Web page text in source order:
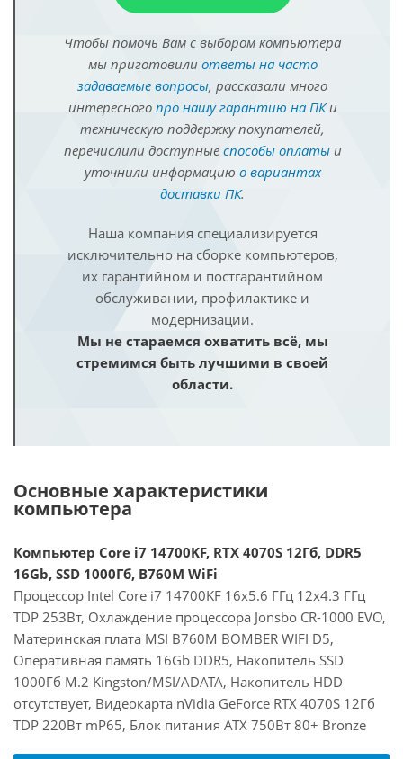
Чтобы помочь Вам с выбором компьютера
мы приготовили ответы на часто
задаваемые вопросы, рассказали много
интересного про нашу гарантию на ПКи
техническую поддержку покупателей,
перечислили доступные способы оплатыи
уточнили информацию о вариантах
доставки ПК.
Наша компания специализируется
исключительно на сборке компьютеров,
их гарантийном и постгарантийном
обслуживании, профилактике и
модернизации.
Мы не стараемся охватить всё, мы
стремимся быть лучшими в своей
области.
Основные характеристики
компьютера
Компьютер Core i7 14700KF, RTX 4070S 12Гб, DDR5
16Gb, SSD 1000Гб, B760M WiFi
Процессор Intel Core i7 14700KF 16x5.6 ГГц 12x4.3 ГГц
TDP 253Вт, Охлаждение процессора Jonsbo CR-1000 EVO,
Материнская плата MSI B760M BOMBER WIFI D5,
Оперативная память 16Gb DDR5, Накопитель SSD
1000Гб M.2 Kingston/MSI/ADATA, Накопитель HDD
отсутствует, Видеокарта nVidia GeForce RTX 4070S 12Гб
TDP 220Вт mP65, Блок питания ATX 750Вт 80+ Bronze